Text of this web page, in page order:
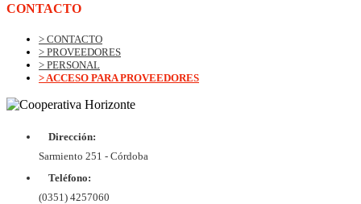
CONTACTO
> CONTACTO
> PROVEEDORES
> PERSONAL
> ACCESO PARA PROVEEDORES
Dirección:
Sarmiento 251 - Córdoba
Teléfono:
(0351) 4257060